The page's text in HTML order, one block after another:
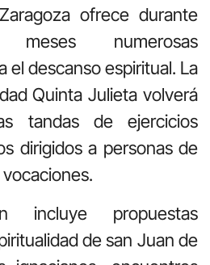
ofrece durante
numerosas
el descanso espiritual. La
Quinta Julieta volverá
tandas de ejercicios
dirigidos a personas de
incluye propuestas
de san Juan de